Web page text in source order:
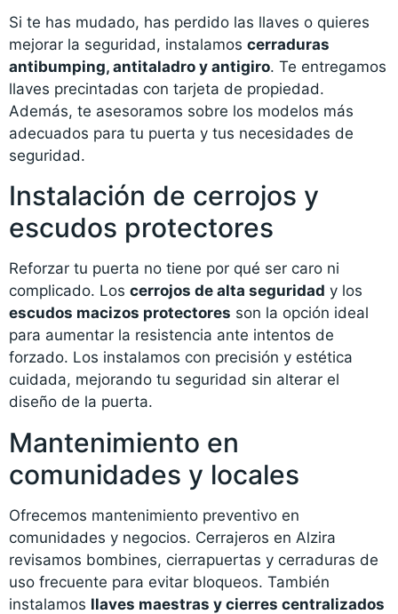
Si te has mudado, has perdido las llaves o quieres
mejorar la seguridad, instalamos cerraduras
antibumping, antitaladro y antigiro. Te entregamos
llaves precintadas con tarjeta de propiedad.
Además, te asesoramos sobre los modelos más
adecuados para tu puerta y tus necesidades de
seguridad.
Instalación de cerrojos y
escudos protectores
Reforzar tu puerta no tiene por qué ser caro ni
complicado. Los cerrojos de alta seguridad y los
escudos macizos protectores son la opción ideal
para aumentar la resistencia ante intentos de
forzado. Los instalamos con precisión y estética
cuidada, mejorando tu seguridad sin alterar el
diseño de la puerta.
Mantenimiento en
comunidades y locales
Ofrecemos mantenimiento preventivo en
comunidades y negocios. Cerrajeros en Alzira
revisamos bombines, cierrapuertas y cerraduras de
uso frecuente para evitar bloqueos. También
instalamos llaves maestras y cierres centralizados